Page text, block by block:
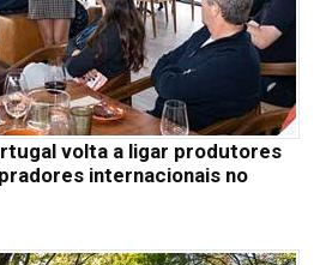
volta a ligar produtores
internacionais no